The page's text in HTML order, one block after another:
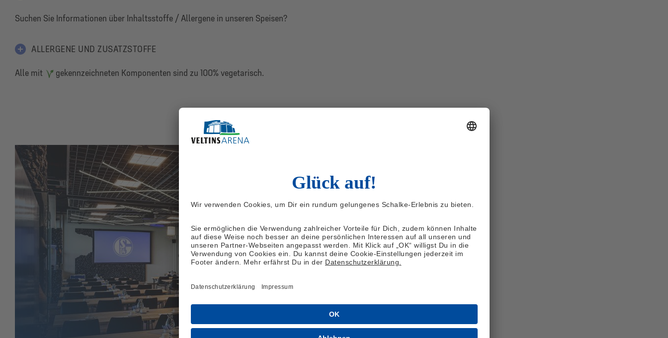
Suchen Sie Informationen über Inhaltsstoffe / Allergene in unseren Speisen?
ALLERGENE UND ZUSATZSTOFFE
Alle mit gekennzeichneten Komponenten sind zu 100% vegetarisch.